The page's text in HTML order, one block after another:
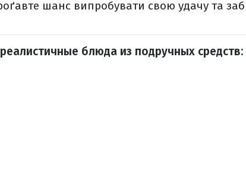
шанс випробувати свою удачу та
блюда из подручных